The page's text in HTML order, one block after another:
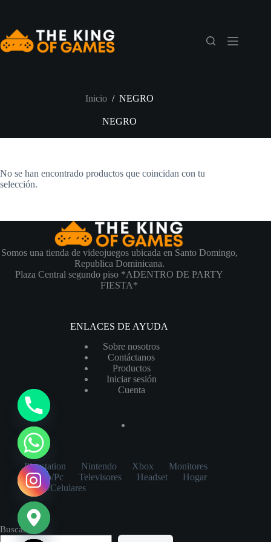
Inicio / NEGRO
NEGRO
No se han encontrado productos que coincidan con tu
selección.
Somos una tienda de videojuegos ubicada en Santo Domingo,
Republica Dominicana.
Plaza Central segundo piso *ADENTRO DE PARTY
FIESTA*
ENLACES DE AYUDA
Sobre nosotros
Contáctanos
Productos
Iniciar sesión
Cuenta
Playstation Nintendo Xbox
Monitores
Laptop/Pc
Televisores Headset
Hogar
Tablet/Celulares
Buscar H
i
d
e
c
h
a
t
y